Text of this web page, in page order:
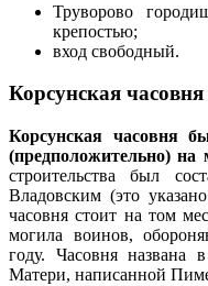
Труворово
крепостью;
вход свободный.
Корсунская часовня
Корсунская часовня
(предположительно) на
строительства был
Владовским (это
часовня стоит на том
могила воинов,
году. Часовня названа
Матери, написанной